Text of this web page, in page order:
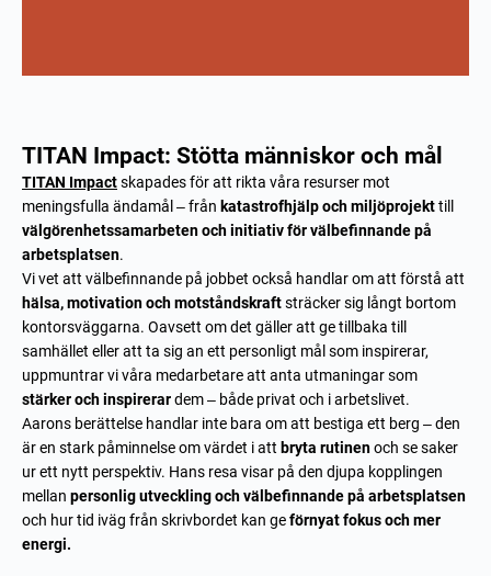
TITAN Impact: Stötta människor och mål
TITAN Impactskapades för att rikta våra resurser mot
meningsfulla ändamål – från katastrofhjälp och miljöprojekttill
välgörenhetssamarbeten och initiativ för välbefinnande på
arbetsplatsen.
Vi vet att välbefinnande på jobbet också handlar om att förstå att
hälsa, motivation och motståndskraftsträcker sig långt bortom
kontorsväggarna. Oavsett om det gäller att ge tillbaka till
samhället eller att ta sig an ett personligt mål som inspirerar,
uppmuntrar vi våra medarbetare att anta utmaningar som
stärker och inspirerardem – både privat och i arbetslivet.
Aarons berättelse handlar inte bara om att bestiga ett berg – den
är en stark påminnelse om värdet i att bryta rutinenoch se saker
ur ett nytt perspektiv. Hans resa visar på den djupa kopplingen
mellan personlig utveckling och välbefinnande på arbetsplatsen
och hur tid iväg från skrivbordet kan geförnyat fokus och mer
energi.